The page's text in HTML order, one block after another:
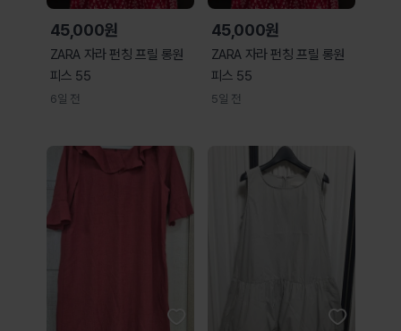
45,000원
ZARA 자라 펀칭 프릴 롱원
피스 55
6일 전
45,000원
ZARA 자라 펀칭 프릴 롱원
피스 55
5일 전